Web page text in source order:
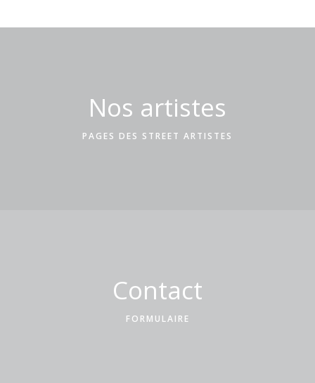
Nos artistes
PAGES DES STREET ARTISTES
Contact
FORMULAIRE